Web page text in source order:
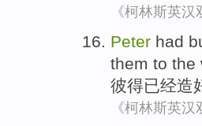
《柯林斯英汉
Peter had
them to the
彼得已经造
《柯林斯英汉